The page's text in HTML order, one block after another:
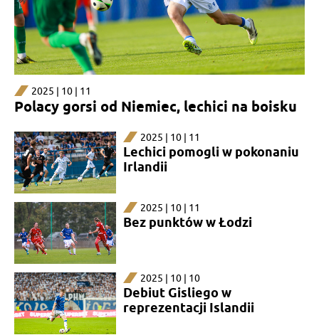
2025 | 10 | 11
Polacy gorsi od Niemiec, lechici na boisku
2025 | 10 | 11
Lechici pomogli w pokonaniu
Irlandii
2025 | 10 | 11
Bez punktów w Łodzi
2025 | 10 | 10
Debiut Gisliego w
reprezentacji Islandii